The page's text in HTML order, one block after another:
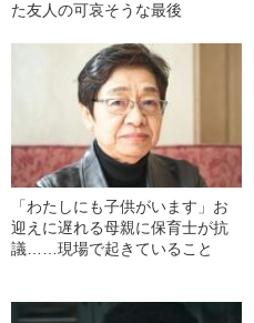
た友人の可哀そうな最後
「わたしにも子供がいます」お
迎えに遅れる母親に保育士が抗
議……現場で起きていること